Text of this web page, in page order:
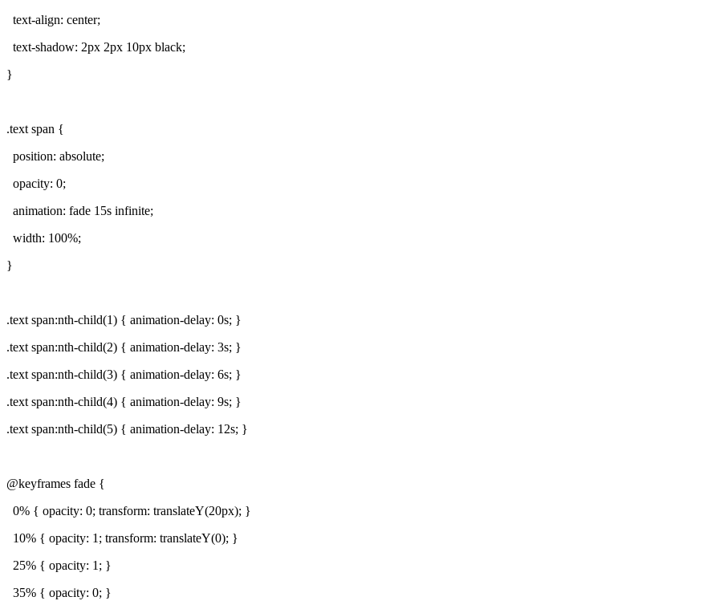
text-align: center;
text-shadow: 2px 2px 10px black;
}
.text span {
position: absolute;
opacity: 0;
animation: fade 15s infinite;
width: 100%;
}
.text span:nth-child(1) { animation-delay: 0s; }
.text span:nth-child(2) { animation-delay: 3s; }
.text span:nth-child(3) { animation-delay: 6s; }
.text span:nth-child(4) { animation-delay: 9s; }
.text span:nth-child(5) { animation-delay: 12s; }
@keyframes fade {
0% { opacity: 0; transform: translateY(20px); }
10% { opacity: 1; transform: translateY(0); }
25% { opacity: 1; }
35% { opacity: 0; }